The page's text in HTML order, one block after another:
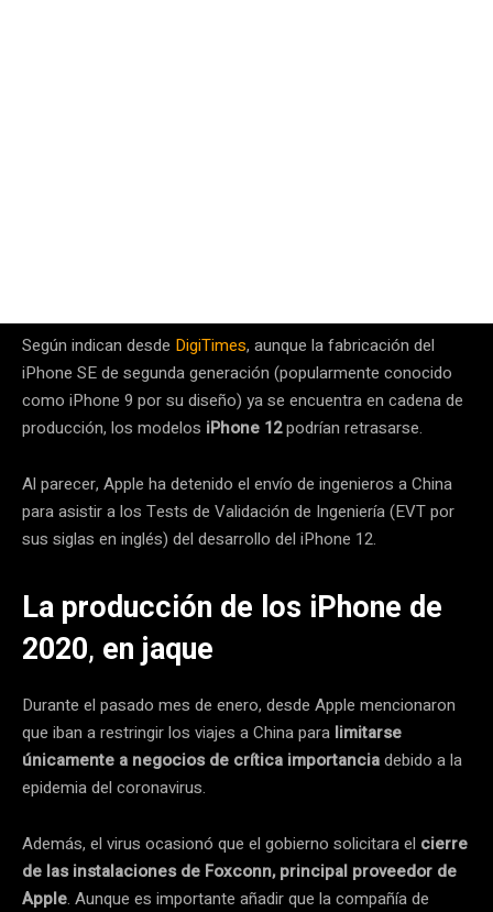
Según indican desde DigiTimes, aunque la fabricación del
iPhone SE de segunda generación (popularmente conocido
como iPhone 9 por su diseño) ya se encuentra en cadena de
producción, los modelos iPhone 12podrían retrasarse.
Al parecer, Apple ha detenido el envío de ingenieros a China
para asistir a los Tests de Validación de Ingeniería (EVT por
sus siglas en inglés) del desarrollo del iPhone 12.
La producción de los iPhone de
2020, en jaque
Durante el pasado mes de enero, desde Apple mencionaron
que iban a restringir los viajes a China para limitarse
únicamente a negocios de crítica importanciadebido a la
epidemia del coronavirus.
Además, el virus ocasionó que el gobierno solicitara el cierre
de las instalaciones de Foxconn, principal proveedor de
Apple. Aunque es importante añadir que la compañía de